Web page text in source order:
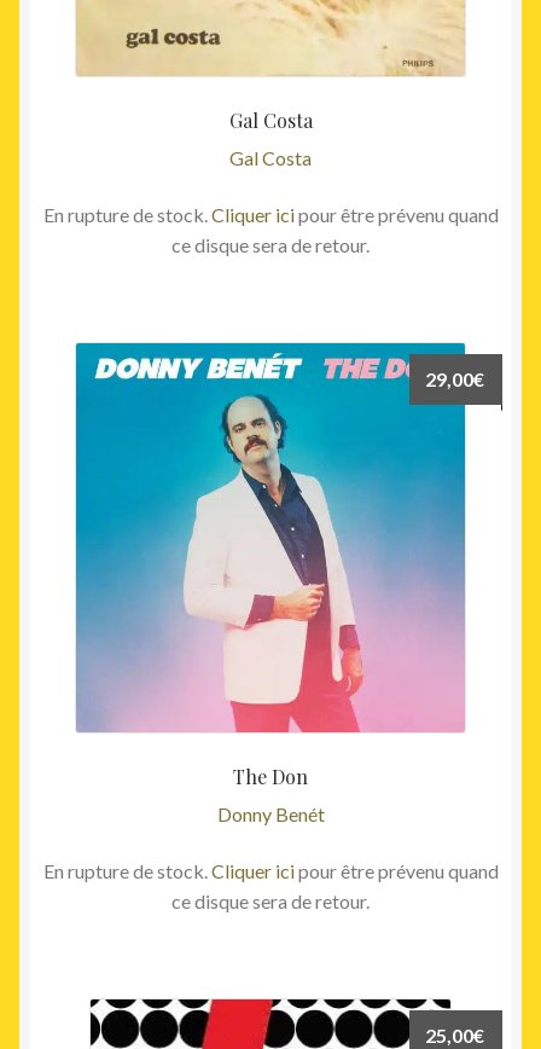
Gal Costa
Gal Costa
En rupture de stock.Cliquer icipour être prévenu quand
ce disque sera de retour.
The Don
Donny Benét
29,00€
En rupture de stock.Cliquer icipour être prévenu quand
ce disque sera de retour.
25,00€